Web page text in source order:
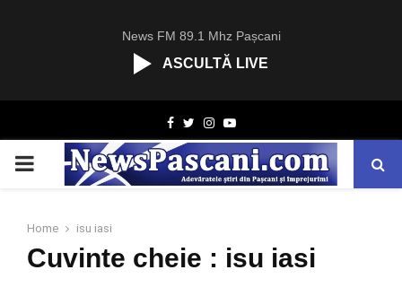
News FM 89.1 Mhz Pașcani
ASCULTĂ LIVE
Facebook
TwitterInstagram
Youtube
PRIMARY
Home isu iasi
Cuvinte cheie : isu iasi